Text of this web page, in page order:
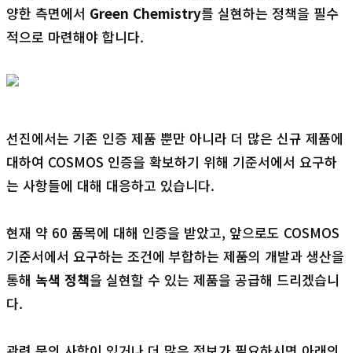
양한 측면에서 Green Chemistry를 실현하는 정책을 필수
적으로 마련해야 합니다.
선진에서는 기존 인증 제품 뿐만 아니라 더 많은 신규 제품에
대하여 COSMOS 인증을 확보하기 위해 기준서에서 요구하
는 사항들에 대해 대응하고 있습니다.
현재 약 60 품목에 대해 인증을 받았고, 앞으로도 COSMOS
기준서에서 요구하는 조건에 부합하는 제품의 개발과 생산을
통해 녹색 정책을 실현할 수 있는 제품을 공급해 드리겠습니
다.